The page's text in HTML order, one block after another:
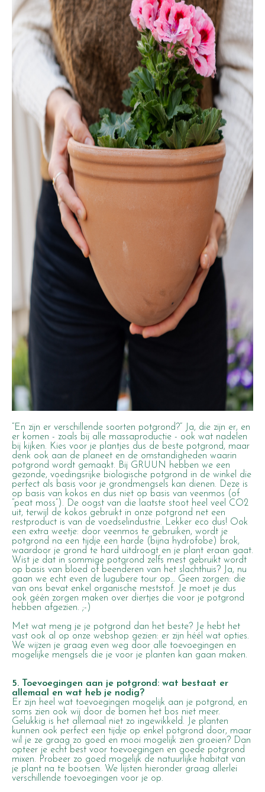
“En zijn er verschillende soorten potgrond?”
Ja, die zijn er, en
er komen - zoals bij alle massaproductie - ook wat nadelen
bij kijken. Kies voor je plantjes dus de beste potgrond, maar
denk ook aan de planeet en de omstandigheden waarin
potgrond wordt gemaakt. Bij GRUUN hebben we een
gezonde, voedingsrijke biologische potgrond in de winkel die
perfect als basis voor je grondmengsels kan dienen. Deze is
op basis van kokos en dus niet op basis van veenmos (of
“peat moss”). De oogst van die laatste stoot heel veel CO2
uit, terwijl de kokos gebruikt in onze potgrond net een
restproduct is van de voedselindustrie. Lekker eco dus! Ook
een extra weetje: door veenmos te gebruiken, wordt je
potgrond na een tijdje een harde (bijna hydrofobe) brok,
waardoor je grond te hard uitdroogt en je plant eraan gaat.
Wist je dat in sommige potgrond zelfs mest gebruikt wordt
op basis van bloed of beenderen van het slachthuis? Ja, nu
gaan we echt even de lugubere tour op… Geen zorgen: die
van ons bevat enkel organische meststof. Je moet je dus
ook géén zorgen maken over diertjes die voor je potgrond
hebben afgezien. ;-)
Met wat meng je je potgrond dan het beste? Je hebt het
vast ook al op onze webshop gezien: er zijn héél wat opties.
We wijzen je graag even weg door alle toevoegingen en
mogelijke mengsels die je voor je planten kan gaan maken.
5. Toevoegingen aan je potgrond: wat bestaat er
allemaal en wat heb je nodig?
Er zijn heel wat toevoegingen mogelijk aan je potgrond, en
soms zien ook wij door de bomen het bos niet meer.
Gelukkig is het allemaal niet zo ingewikkeld. Je planten
kunnen ook perfect een tijdje op enkel potgrond door, maar
wil je ze graag zo goed en mooi mogelijk zien groeien? Dan
opteer je echt best voor toevoegingen en goede potgrond
mixen. Probeer zo goed mogelijk de natuurlijke habitat van
je plant na te bootsen. We lijsten hieronder graag allerlei
verschillende toevoegingen voor je op.